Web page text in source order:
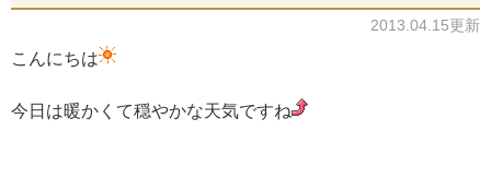
2013.04.15更新
こんにちは
今日は暖かくて穏やかな天気ですね